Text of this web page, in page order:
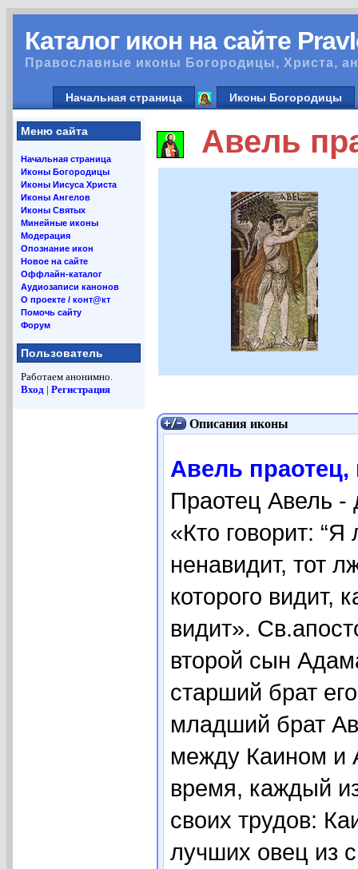
Каталог икон на сайте
Православные иконы Богородицы, Христа,
Начальная страница Иконы Богородицы
Меню сайта
Начальная страница
Иконы Богородицы
Иконы Иисуса Христа
Иконы Ангелов
Иконы Святых
Минейные иконы
Модерация
Опознание икон
Новое на сайте
Оффлайн-каталог
Аудиозаписи канонов
О проекте / конт@кт
Помочь сайту
Форум
Пользователь
Работаем анонимно.
Вход | Регистрация
Авель
Описания иконы
Авель праотец,
Праотец Авель -
«Кто говорит:
ненавидит, тот
которого видит,
видит».
второй сын
старший брат
младший брат
между Каином и
время, каждый
своих трудов:
лучших овец из